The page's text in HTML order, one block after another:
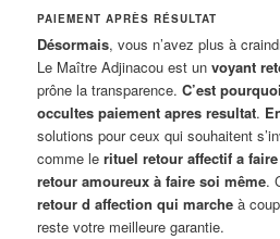
PAIEMENT APRÈS RÉSULTAT
Désormais, vous n’avez plus à
Le Maître Adjinacou est unvoyant
prône la transparence.C’est pourquoi
occultes paiement apres resultat.
solutions pour ceux qui souhaitent
comme lerituel retour affectif a
retour amoureux à faire soi même.
retour d affection qui marche à
reste votre meilleure garantie.